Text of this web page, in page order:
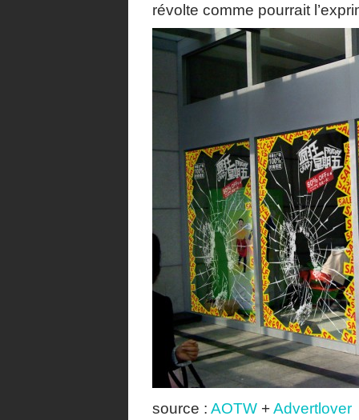
révolte comme pourrait
source : AOTW +Advertlover